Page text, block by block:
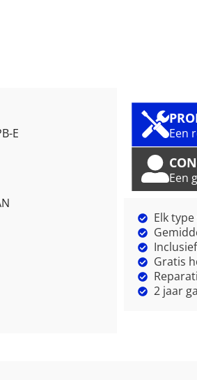
E
Een
Een
Elk
Gratis
2 jaar